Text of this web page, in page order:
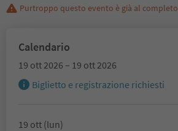
Purtroppo questo evento è già al completo
Calendario
19 ott 2026 – 19 ott 2026
Biglietto e registrazione richiesti
19 ott (lun)